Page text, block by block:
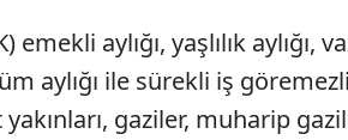
aylığı, yaşlılık aylığı,
aylığı ile sürekli iş
gaziler, muharip